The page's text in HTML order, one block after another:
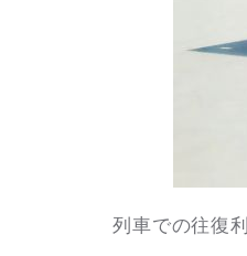
列車での往復